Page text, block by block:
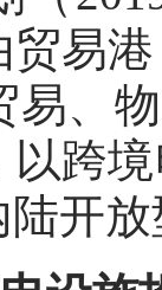
易
易、
跨
开